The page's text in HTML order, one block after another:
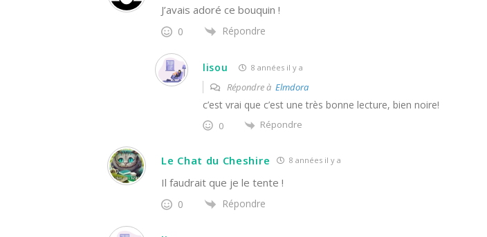
J’avais adoré ce bouquin !
0 Répondre
lisou 8 années il y a
Répondre à Elmdora
c’est vrai que c’est une très bonne lecture, bien noire!
0 Répondre
Le Chat du Cheshire 8 années il y a
Il faudrait que je le tente !
0 Répondre